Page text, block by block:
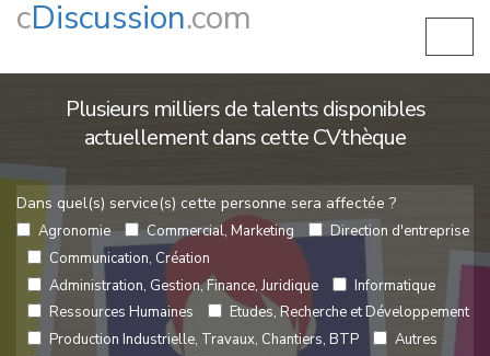
cDiscussion.com
Plusieurs milliers de talents disponibles
actuellement dans cette CVthèque
Dans quel(s) service(s) cette personne sera affectée ?
Agronomie Commercial, Marketing
Direction d'entreprise
Communication, Création
Administration, Gestion, Finance, Juridique
Informatique
Ressources Humaines
Etudes, Recherche et Développement
Production Industrielle, Travaux, Chantiers, BTP
Autres